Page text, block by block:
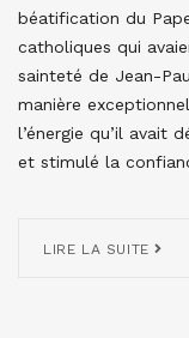
béatification du
catholiques qui
sainteté de Jean-
manière
l’énergie qu’il avait
et stimulé la
LIRE LA SUITE